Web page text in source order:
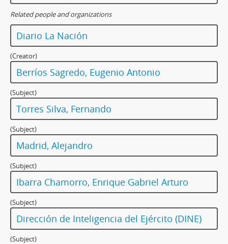
Related people and organizations
Diario La Nación
(Creator)
Berríos Sagredo, Eugenio Antonio
(Subject)
Torres Silva, Fernando
(Subject)
Madrid, Alejandro
(Subject)
Ibarra Chamorro, Enrique Gabriel Arturo
(Subject)
Dirección de Inteligencia del Ejército (DINE)
(Subject)